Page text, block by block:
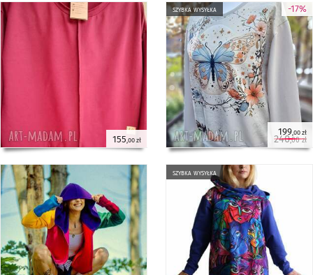
155 ,00 zł
-17%
szybka wysyłka
199,00 zł
240,00 zł
szybka wysyłka